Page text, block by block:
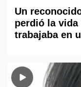
Un
perdió la
trabajaba en